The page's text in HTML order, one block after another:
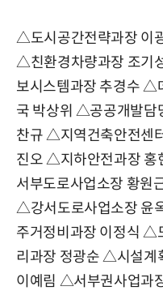
△도시공간전략과장 이
△친환경차량과장 조기
보시스템과장 추경수 △
국 박상위 △공공개발담
찬규 △지역건축안전센
진오 △지하안전과장
서부도로사업소장 황원
△강서도로사업소장 윤
주거정비과장 이정식
리과장 정광순 △시설
이예림 △서부권사업과